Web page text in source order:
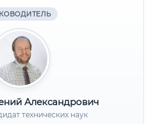
Александрович
технических наук